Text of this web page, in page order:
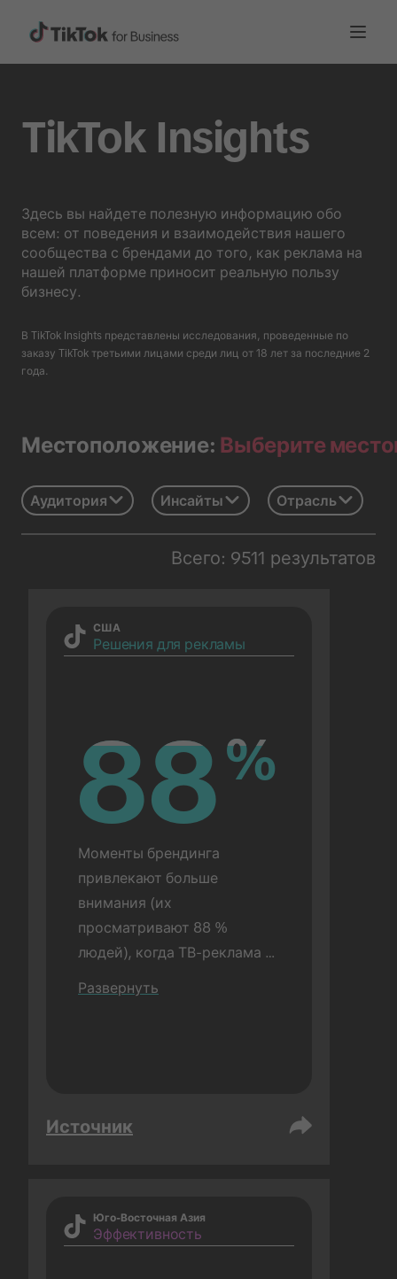
TikTok Insights
Здесь вы найдете полезную информацию обо
всем: от поведения и взаимодействия нашего
сообщества с брендами до того, как реклама на
нашей платформе приносит реальную пользу
бизнесу.
В TikTok Insights представлены исследования, проведенные по
заказу TikTok третьими лицами среди лиц от 18 лет за последние 2
года.
Местоположение: Выберите
Аудитория Инсайты Отрасль
Всего: 9511 результатов
США
Решения для рекламы
88%
88%
Моменты брендинга
привлекают больше
внимания (их
просматривают 88 %
людей), когда ТВ-реклама
Развернуть
Источник
Юго-Восточная Азия
Эффективность